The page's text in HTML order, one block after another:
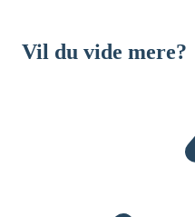
Vil du vide mere?